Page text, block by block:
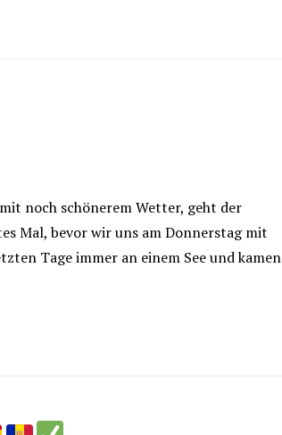
noch schönerem Wetter, geht der
Mal, bevor wir uns am Donnerstag mit
Tage immer an einem See und kamen